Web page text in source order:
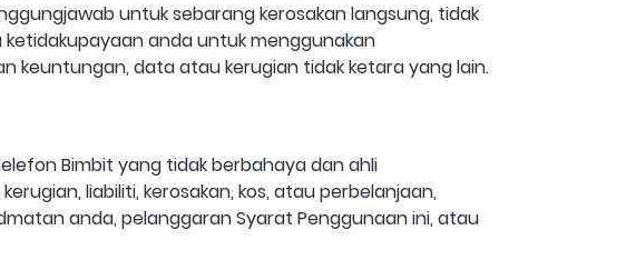
untuk sebarang kerosakan langsung, tidak
anda untuk menggunakan
keuntungan, data atau kerugian tidak ketara yang lain.
Bimbit yang tidak berbahaya dan ahli
liabiliti, kerosakan, kos, atau perbelanjaan,
anda, pelanggaran Syarat Penggunaan ini, atau